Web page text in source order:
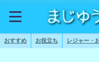
おすすめ お役立ち レジャー・